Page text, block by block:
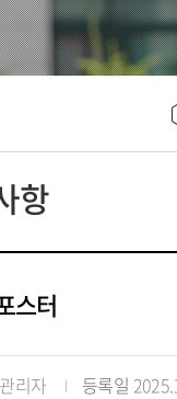
항
스터
관리자 등록일